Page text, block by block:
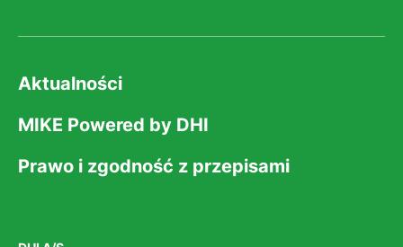
Aktualności
MIKE Powered by DHI
Prawo i zgodność z przepisami